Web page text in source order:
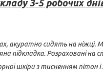
3-5 робочих
акуратно сидять на
підкладка. Розраховані
шкіри з тисненням пітон